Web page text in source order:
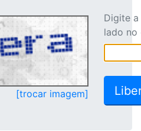
[trocar imagem]
Digite
lado no